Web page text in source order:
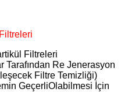
Filtreleri
Tarafından Re Jenerasyon
Filtre Temizliği)
GeçerliOlabilmesi İçin